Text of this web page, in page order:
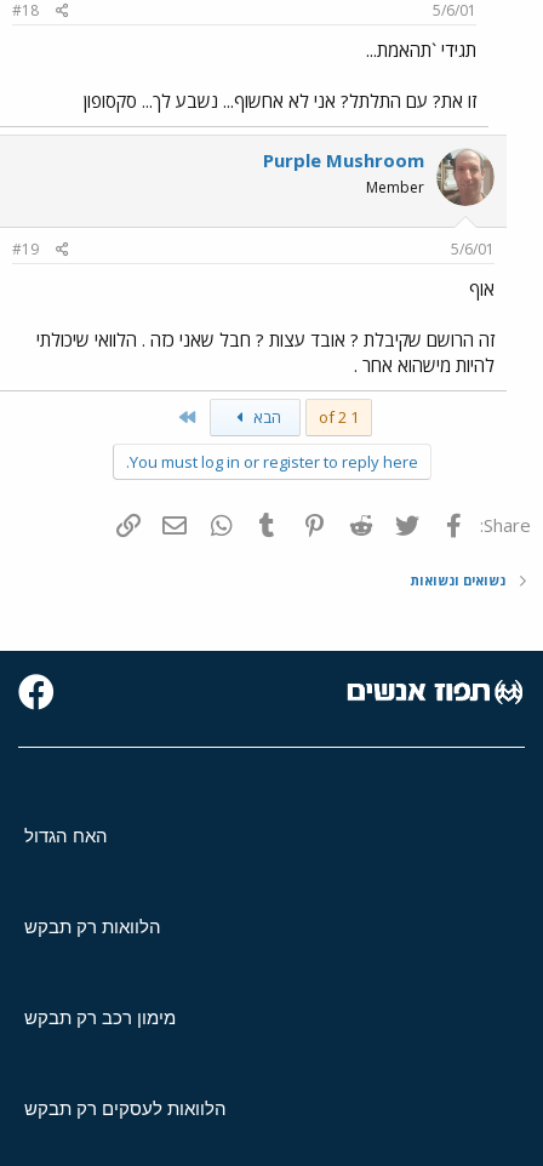
5/6/01
#18
תגידי `תהאמת...
זו את? עם התלתל? אני לא אחשוף... נשבע לך... סקסופון
Purple Mushroom
Member
5/6/01
#19
אוף
זה הרושם שקיבלת ? אובד עצות ? חבל שאני כזה . הלוואי שיכולתי
להיות מישהוא אחר .
1 of 2 הבא
You must log in or register to reply here.
Share: פייסבוק Twitter
Reddit
Pinterest
Tumblr
WhatsAppדואר אלקטרוני
נשואים ונשואות
האח הגדול
הלוואות רק תבקש
מימון רכב רק תבקש
הלוואות לעסקים רק תבקש